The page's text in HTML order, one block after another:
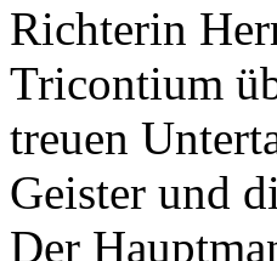
Richterin
Tricontium
treuen
Geister und
Der